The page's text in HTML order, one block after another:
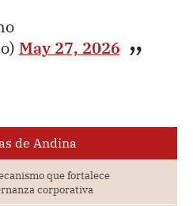
May 27, 2026
de Andina
que fortalece
corporativa